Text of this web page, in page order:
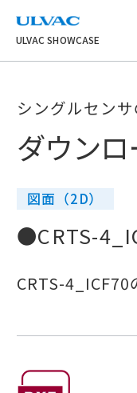
ULVAC
ULVAC SHOWCASE
シングルセン
ダウンロ
図面（2D）
●CRTS-
CRTS-4_ICF70